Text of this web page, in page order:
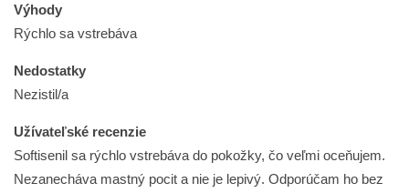
Výhody
Rýchlo sa vstrebáva
Nedostatky
Nezistil/a
Užívateľské recenzie
Softisenil sa rýchlo vstrebáva do pokožky, čo veľmi oceňujem.
Nezanecháva mastný pocit a nie je lepivý. Odporúčam ho bez